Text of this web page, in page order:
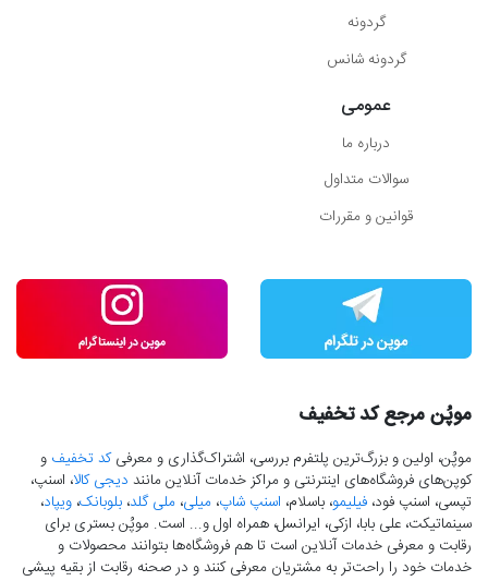
گردونه
گردونه شانس
عمومی
درباره ما
سوالات متداول
قوانین و مقررات
موپُن مرجع کد تخفیف
موپُن، اولین و بزرگ‌ترین پلتفرم بررسی، اشتراک‌گذاری و معرفیکد تخفیف و
کوپن‌های فروشگاه‌های اینترنتی و مراکز خدمات آنلاین مانند دیجی کالا، اسنپ،
تپسی، اسنپ فود، فیلیمو، باسلام، اسنپ شاپ، میلی، ملی گلد، بلوبانک، ویپاد،
سینماتیکت، علی بابا، ازکی، ایرانسل، همراه اول و... است. موپُن بستری برای
رقابت و معرفی خدمات آنلاین است تا هم فروشگاه‌ها بتوانند محصولات و
خدمات خود را راحت‌تر به مشتریان معرفی کنند و در صحنه رقابت از بقیه پیشی